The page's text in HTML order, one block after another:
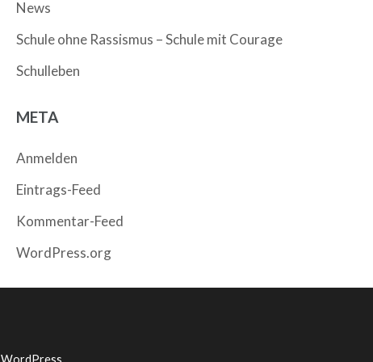
News
Schule ohne Rassismus – Schule mit Courage
Schulleben
META
Anmelden
Eintrags-Feed
Kommentar-Feed
WordPress.org
WordPress